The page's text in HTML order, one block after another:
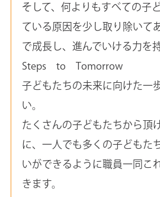
そして、何よりもすべての子
ている原因を少し取り除いて
で成長し、進んでいける力を
Steps to Tomorrow
子どもたちの未来に向けた一
い。
たくさんの子どもたちから頂
に、一人でも多くの子どもた
いができるように職員一同こ
きます。